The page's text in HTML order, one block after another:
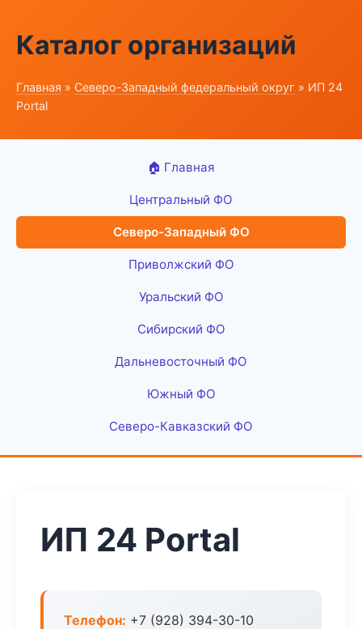
Каталог организаций
Главная » Северо-Западный федеральный округ » ИП 24
Portal
🏠 Главная
Центральный ФО
Северо-Западный ФО
Приволжский ФО
Уральский ФО
Сибирский ФО
Дальневосточный ФО
Южный ФО
Северо-Кавказский ФО
ИП 24 Portal
Телефон: +7 (928) 394-30-10